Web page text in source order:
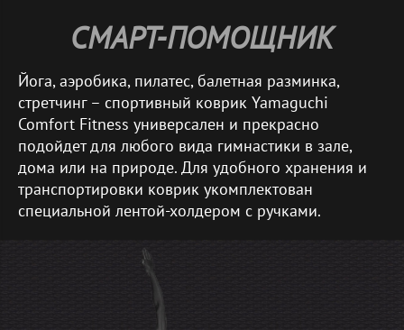
СМАРТ-ПОМОЩНИК
Йога, аэробика, пилатес, балетная разминка,
стретчинг – спортивный коврик Yamaguchi
Comfort Fitness универсален и прекрасно
подойдет для любого вида гимнастики в зале,
дома или на природе. Для удобного хранения и
транспортировки коврик укомплектован
специальной лентой-холдером с ручками.